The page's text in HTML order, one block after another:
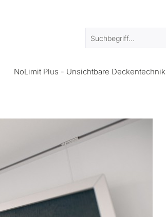
NoLimit Plus - Unsichtbare Deckentechnik